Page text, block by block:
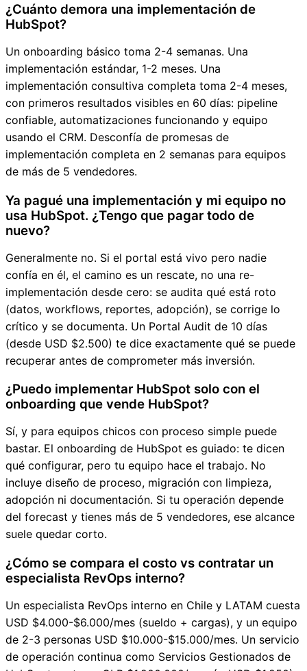
¿Cuánto demora una implementación de
HubSpot?
Un onboarding básico toma 2-4 semanas. Una
implementación estándar, 1-2 meses. Una
implementación consultiva completa toma 2-4 meses,
con primeros resultados visibles en 60 días: pipeline
confiable, automatizaciones funcionando y equipo
usando el CRM. Desconfía de promesas de
implementación completa en 2 semanas para equipos
de más de 5 vendedores.
Ya pagué una implementación y mi equipo no
usa HubSpot. ¿Tengo que pagar todo de
nuevo?
Generalmente no. Si el portal está vivo pero nadie
confía en él, el camino es un rescate, no una re-
implementación desde cero: se audita qué está roto
(datos, workflows, reportes, adopción), se corrige lo
crítico y se documenta. Un Portal Audit de 10 días
(desde USD $2.500) te dice exactamente qué se puede
recuperar antes de comprometer más inversión.
¿Puedo implementar HubSpot solo con el
onboarding que vende HubSpot?
Sí, y para equipos chicos con proceso simple puede
bastar. El onboarding de HubSpot es guiado: te dicen
qué configurar, pero tu equipo hace el trabajo. No
incluye diseño de proceso, migración con limpieza,
adopción ni documentación. Si tu operación depende
del forecast y tienes más de 5 vendedores, ese alcance
suele quedar corto.
¿Cómo se compara el costo vs contratar un
especialista RevOps interno?
Un especialista RevOps interno en Chile y LATAM cuesta
USD $4.000-$6.000/mes (sueldo + cargas), y un equipo
de 2-3 personas USD $10.000-$15.000/mes. Un servicio
de operación continua como Servicios Gestionados de